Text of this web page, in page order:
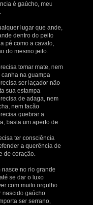
é gaúcho, meu
lugar que ande,
dentro do peito
pé como a cavalo,
do mesmo jeito.
tomar mate, nem
canha na guampa
ser laçador não
sua estampa
de adaga, nem
nem facão
quebrar a
basta um aperto de
ter consciência
a querência de
de coração.
nasce no rio grande
se dar o luxo
com muito orgulho
nascido gaúcho
ser serrano,